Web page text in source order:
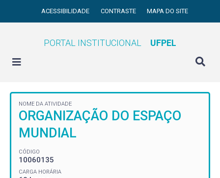
ACESSIBILIDADE CONTRASTE MAPA DO SITE
PORTAL INSTITUCIONAL UFPEL
NOME DA ATIVIDADE
ORGANIZAÇÃO DO ESPAÇO
MUNDIAL
CÓDIGO
10060135
CARGA HORÁRIA